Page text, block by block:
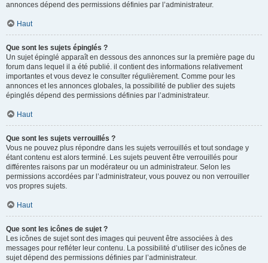
annonces dépend des permissions définies par l’administrateur.
Haut
Que sont les sujets épinglés ?
Un sujet épinglé apparaît en dessous des annonces sur la première page du
forum dans lequel il a été publié. il contient des informations relativement
importantes et vous devez le consulter régulièrement. Comme pour les
annonces et les annonces globales, la possibilité de publier des sujets
épinglés dépend des permissions définies par l’administrateur.
Haut
Que sont les sujets verrouillés ?
Vous ne pouvez plus répondre dans les sujets verrouillés et tout sondage y
étant contenu est alors terminé. Les sujets peuvent être verrouillés pour
différentes raisons par un modérateur ou un administrateur. Selon les
permissions accordées par l’administrateur, vous pouvez ou non verrouiller
vos propres sujets.
Haut
Que sont les icônes de sujet ?
Les icônes de sujet sont des images qui peuvent être associées à des
messages pour refléter leur contenu. La possibilité d’utiliser des icônes de
sujet dépend des permissions définies par l’administrateur.